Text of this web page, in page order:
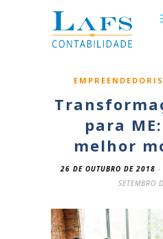
para
melhor
26 DE OUTUBRO DE 2018 -
SETEMBRO